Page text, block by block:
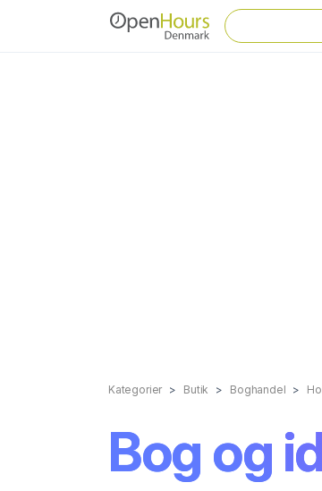
Kategorier Butik Boghandel
Bog og